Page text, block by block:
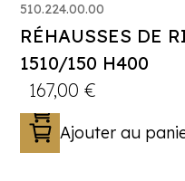
510.224.00.00
RÉHAUSSES DE
1510/150 H400
167,00€
Ajouter au